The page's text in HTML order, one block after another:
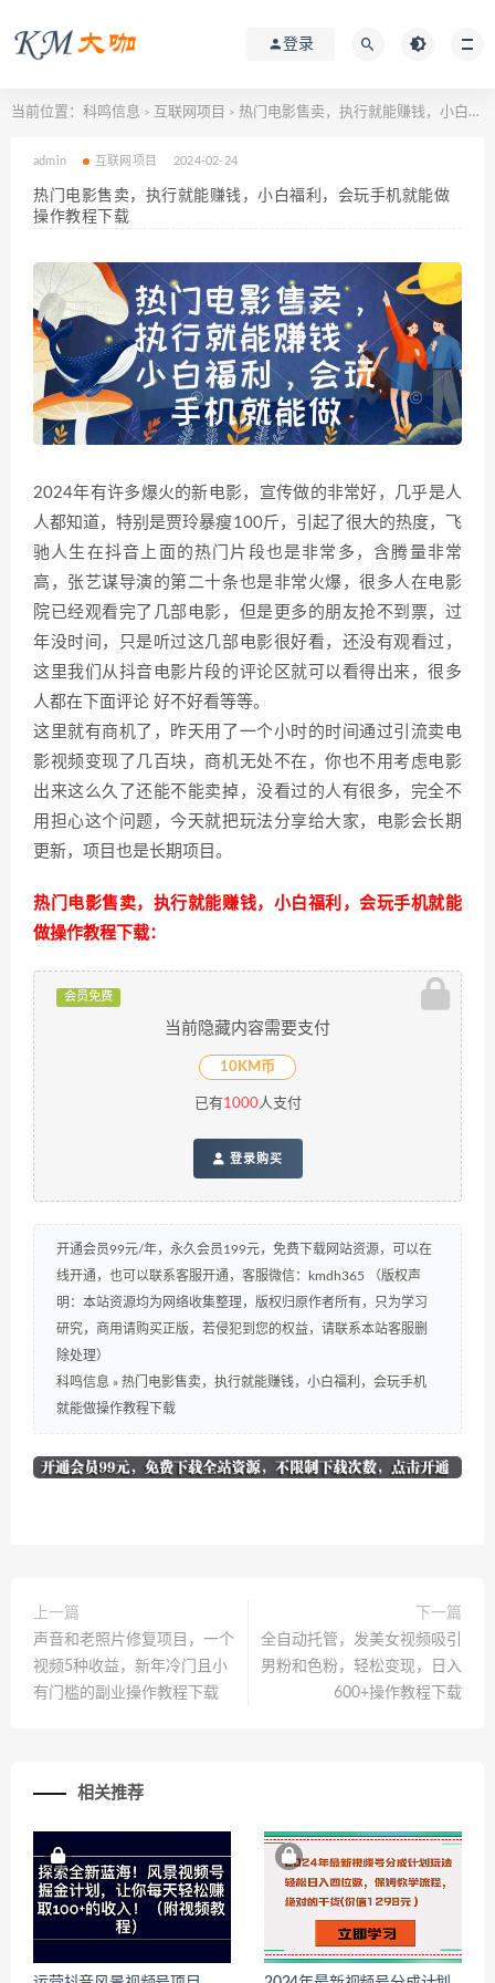
登录
当前位置： 科鸣信息 > 互联网项目 > 热门电影售卖，执行就能赚钱，小白福利，会玩手机就能做操作教程下载
admin 互联网项目 2024-02-24
热门电影售卖，执行就能赚钱，小白福利，会玩手机就能做
操作教程下载
2024年有许多爆火的新电影，宣传做的非常好，几乎是人
人都知道，特别是贾玲暴瘦100斤，引起了很大的热度，飞
驰人生在抖音上面的热门片段也是非常多，含腾量非常
高，张艺谋导演的第二十条也是非常火爆，很多人在电影
院已经观看完了几部电影，但是更多的朋友抢不到票，过
年没时间，只是听过这几部电影很好看，还没有观看过，
这里我们从抖音电影片段的评论区就可以看得出来，很多
人都在下面评论 好不好看等等。
这里就有商机了，昨天用了一个小时的时间通过引流卖电
影视频变现了几百块，商机无处不在，你也不用考虑电影
出来这么久了还能不能卖掉，没看过的人有很多，完全不
用担心这个问题，今天就把玩法分享给大家，电影会长期
更新，项目也是长期项目。
热门电影售卖，执行就能赚钱，小白福利，会玩手机就能
做操作教程下载：
会员免费
当前隐藏内容需要支付
10KM币
已有 1000人支付
登录购买
开通会员99元/年，永久会员199元，免费下载网站资源，可以在
线开通，也可以联系客服开通，客服微信：kmdh365 （版权声
明：本站资源均为网络收集整理，版权归原作者所有，只为学习
研究，商用请购买正版，若侵犯到您的权益，请联系本站客服删
除处理）
科鸣信息 » 热门电影售卖，执行就能赚钱，小白福利，会玩手机
就能做操作教程下载
上一篇
声音和老照片修复项目，一个
视频5种收益，新年冷门且小
有门槛的副业操作教程下载
下一篇
全自动托管，发美女视频吸引
男粉和色粉，轻松变现，日入
600+操作教程下载
相关推荐